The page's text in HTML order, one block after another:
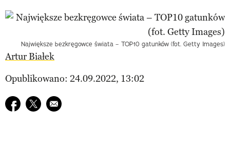
Największe bezkręgowce świata – TOP10 gatunków (fot. Getty Images)
Artur Białek
Opublikowano: 24.09.2022, 13:02
Udostępnij na facebook
Udostępnij na twitter
E-mail do przyjaciela